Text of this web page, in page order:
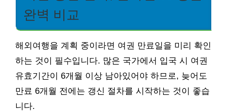
완벽 비교
해외여행을 계획 중이라면 여권 만료일을 미리 확인
하는 것이 필수입니다. 많은 국가에서 입국 시 여권
유효기간이 6개월 이상 남아있어야 하므로, 늦어도
만료 6개월 전에는 갱신 절차를 시작하는 것이 좋습
니다.